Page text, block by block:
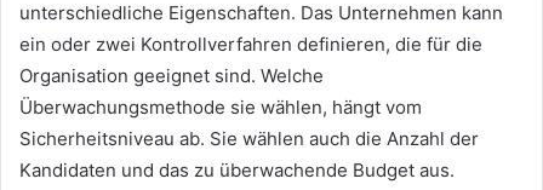
unterschiedliche Eigenschaften. Das Unternehmen kann
ein oder zwei Kontrollverfahren definieren, die für die
Organisation geeignet sind. Welche
Überwachungsmethode sie wählen, hängt vom
Sicherheitsniveau ab. Sie wählen auch die Anzahl der
Kandidaten und das zu überwachende Budget aus.